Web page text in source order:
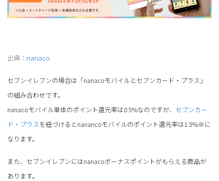
出典： nanaco
セブンイレブンの場合は「nanacoモバイルとセブンカード・プラス」
の組み合わせです。
nanacoモバイル単体のポイント還元率は0.5%なのですが、 セブンカー
ド・プラスを紐づけるとnanancoモバイルのポイント還元率は1.5%※に
なります。
また、セブンイレブンにはnanacoボーナスポイントがもらえる商品が
あります。